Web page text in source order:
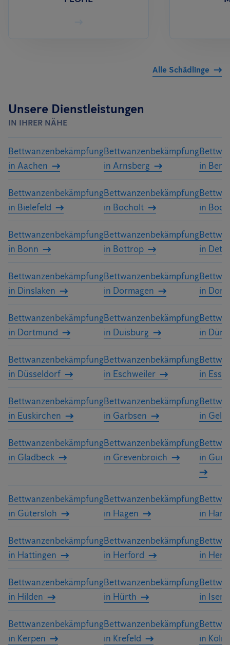
Alle Schädlinge
Unsere Dienstleistungen
IN IHRER NÄHE
Bettwanzenbekämpfung
in Aachen
Bettwanzenbekämpfung
in Arnsberg
in
Bettwanzenbekämpfung
in Bielefeld
Bettwanzenbekämpfung
in Bocholt
in
Bettwanzenbekämpfung
in Bonn
Bettwanzenbekämpfung
in Bottrop
in
Bettwanzenbekämpfung
in Dinslaken
Bettwanzenbekämpfung
in Dormagen
in
Bettwanzenbekämpfung
in Dortmund
Bettwanzenbekämpfung
in Duisburg
in
Bettwanzenbekämpfung
in Düsseldorf
Bettwanzenbekämpfung
in Eschweiler
in
Bettwanzenbekämpfung
in Euskirchen
Bettwanzenbekämpfung
in Garbsen
in
Bettwanzenbekämpfung
in Gladbeck
Bettwanzenbekämpfung
in Grevenbroich
in
Bettwanzenbekämpfung
in Gütersloh
Bettwanzenbekämpfung
in Hagen
in
Bettwanzenbekämpfung
in Hattingen
Bettwanzenbekämpfung
in Herford
in
Bettwanzenbekämpfung
in Hilden
Bettwanzenbekämpfung
in Hürth
in
Bettwanzenbekämpfung
in Kerpen
Bettwanzenbekämpfung
in Krefeld
in Köln